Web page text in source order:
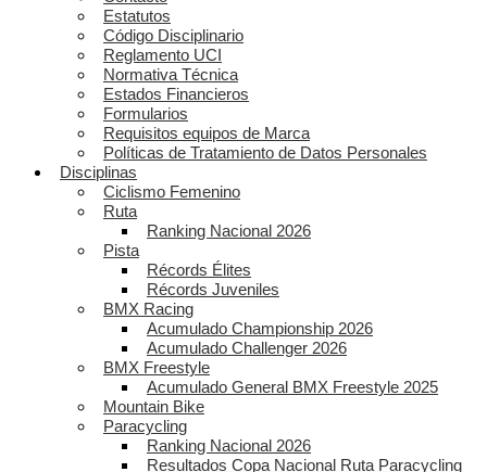
Estatutos
Código Disciplinario
Reglamento UCI
Normativa Técnica
Estados Financieros
Formularios
Requisitos equipos de Marca
Políticas de Tratamiento de Datos Personales
Disciplinas
Ciclismo Femenino
Ruta
Ranking Nacional 2026
Pista
Récords Élites
Récords Juveniles
BMX Racing
Acumulado Championship 2026
Acumulado Challenger 2026
BMX Freestyle
Acumulado General BMX Freestyle 2025
Mountain Bike
Paracycling
Ranking Nacional 2026
Resultados Copa Nacional Ruta Paracycling